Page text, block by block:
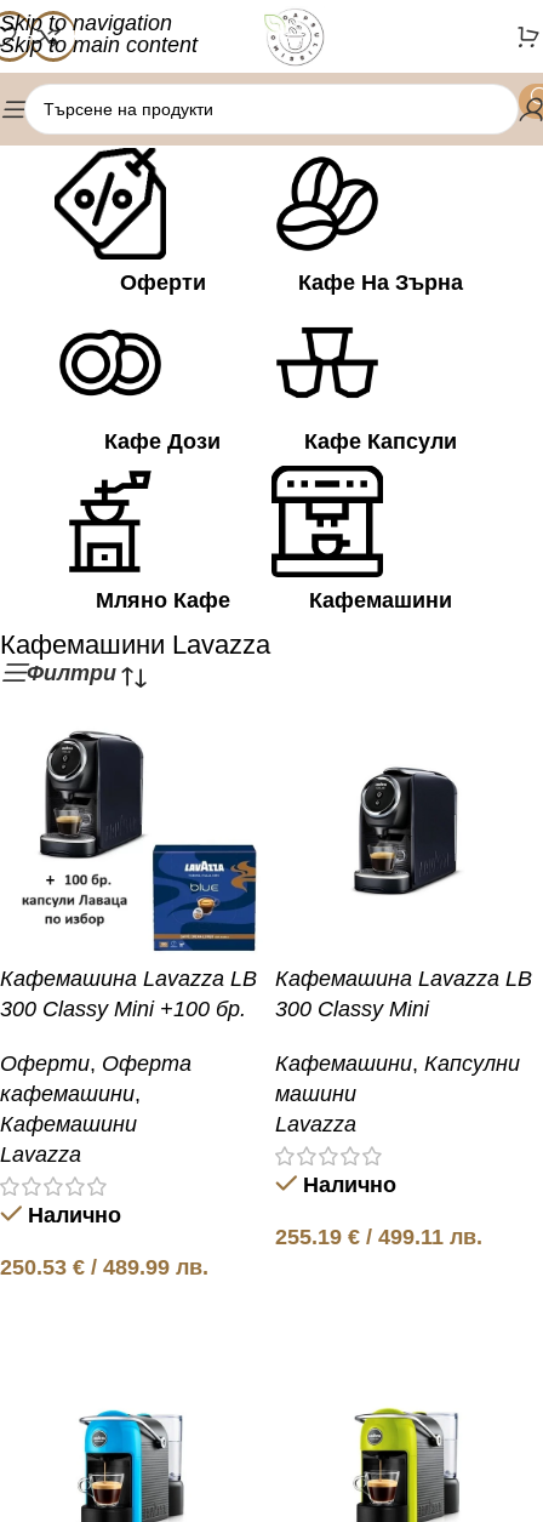
Skip to navigation
Skip to main content
Начало/Продукти с етикет „Кафемашини Lavazza“
Оферти Кафе На Зърна
Кафе Дози Кафе Капсули
Мляно Кафе Кафемашини
Кафемашини Lavazza
Филтри
Кафемашина Lavazza LB
300 Classy Mini +100 бр.
Оферти, Оферта
кафемашини,
Кафемашини
Lavazza
Налично
250.53 € / 489.99 лв.
Кафемашина Lavazza LB
300 Classy Mini
Кафемашини, Капсулни
машини
Lavazza
Налично
255.19 € / 499.11 лв.